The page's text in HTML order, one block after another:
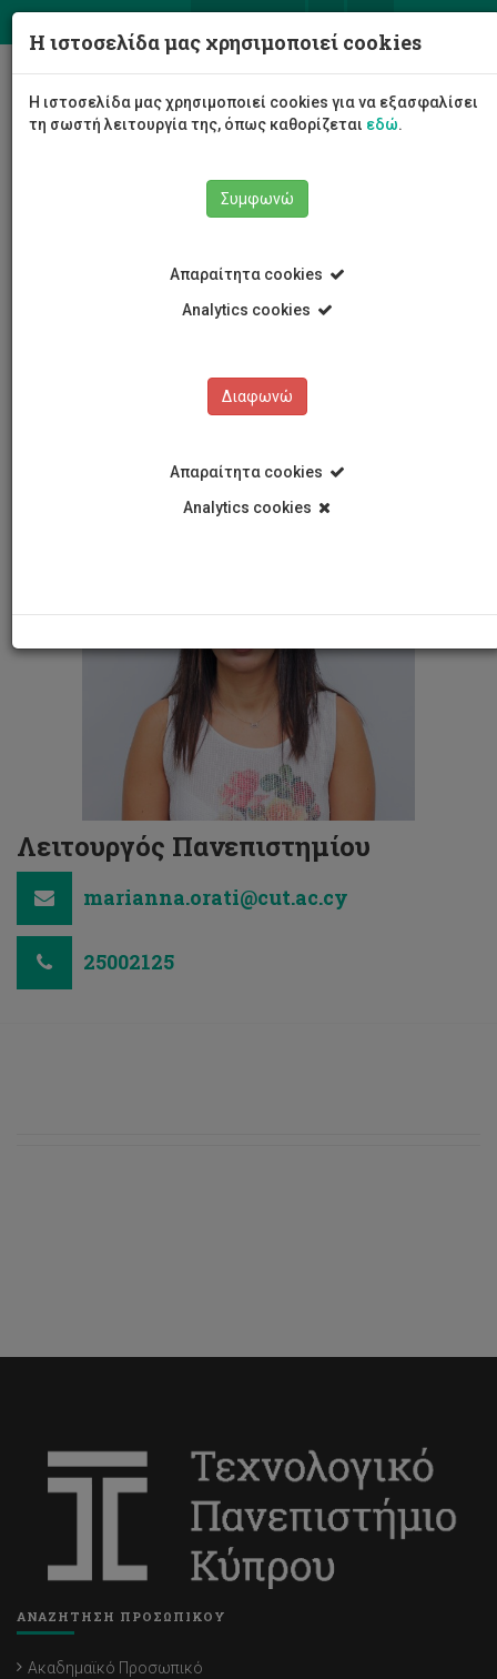
Διοίκηση
Διοικητικές Υπηρεσίες
Μαριάννα Οράτη
Μαριάννα Οράτη
Λειτουργός Πανεπιστημίου
marianna.orati@cut.ac.cy
25002125
ΑΝΑΖΗΤΗΣΗ ΠΡΟΣΩΠΙΚΟΥ
Ακαδημαϊκό Προσωπικό
Η ιστοσελίδα μας χρησιμοποιεί cookies
Η ιστοσελίδα μας χρησιμοποιεί cookies για να εξασφαλίσει
τη σωστή λειτουργία της, όπως καθορίζεται εδώ.
Συμφωνώ
Απαραίτητα cookies
Analytics cookies
Διαφωνώ
Απαραίτητα cookies
Analytics cookies